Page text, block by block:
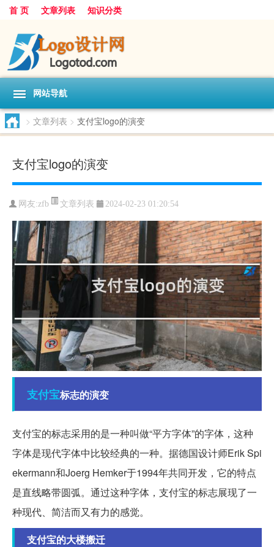
首 页 文章列表 知识分类
网站导航
> 文章列表 > 支付宝logo的演变
支付宝logo的演变
网友:zfb 文章列表 2024-02-23 01:20:54
支付宝标志的演变
支付宝的标志采用的是一种叫做“平方字体”的字体，这种
字体是现代字体中比较经典的一种。据德国设计师Erik Spi
ekermann和Joerg Hemker于1994年共同开发，它的特点
是直线略带圆弧。通过这种字体，支付宝的标志展现了一
种现代、简洁而又有力的感觉。
支付宝的大楼搬迁